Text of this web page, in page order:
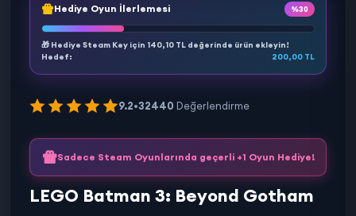
Hediye Oyun İlerlemesi %30
🎁 Hediye Steam Key için 140,10 TL değerinde ürün ekleyin!
Hedef:
200,00 TL
9.2•32440 Değerlendirme
Sadece Steam Oyunlarında geçerli +1 Oyun Hediye!
LEGO Batman 3: Beyond Gotham